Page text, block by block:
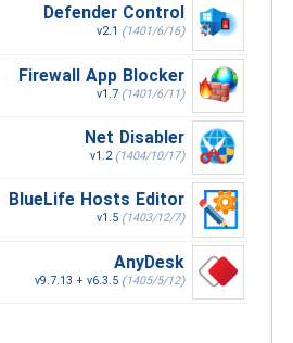
Defender Control
v2.1 (1401/6/16)
Firewall App Blocker
v1.7 (1401/6/11)
Net Disabler
v1.2(1404/10/17)
BlueLife Hosts Editor
v1.5 (1403/12/7)
AnyDesk
v9.7.13 + v6.3.5 (1405/5/12)